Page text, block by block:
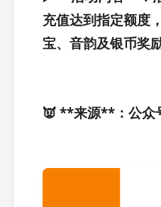
充值达到指定额度
宝、音韵及银币奖励
👿 **来源**：公众